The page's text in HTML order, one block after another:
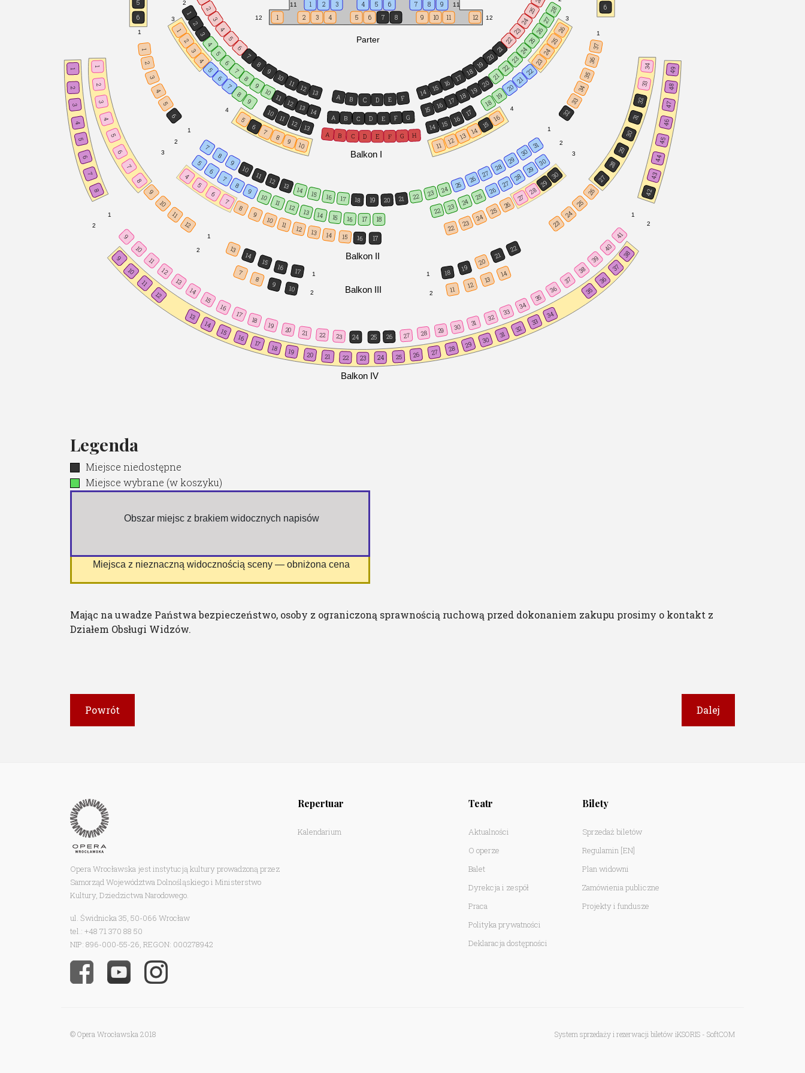
2
3
4
3
4
1
2
3
1
2
3
1
2
1
2
1
2
1
2
1
2
11
12
11
12
Balkon IV
Balkon III
Balkon II
Balkon I
Parter
1 1
1
2
1
2
2
1
1
3
2
2
3
3
4
3
3
1
5
4
2
4
3
4
4
5
5
6
4
7
5
6
5
6
5
8
7
7
6
6
6
8
7
8
9
6
8
9
7
9
10
11
10
8
11
5
12
5
6
10
9
12
6
1 2 3 4 5 6 7 8 9
13
11
13
1 2 3 4 5 6 7 8 9 10 11 12
7
7
10
5
14
12
8
4
8
6
9
13
A
5
9
7
10
9
11
8
6
B
10
10
11
7
12
9
9
12
11
10
D
C
8
13
12
10
11
11
B
A
A
12
B
14
D
9
12
E
C
10
E
C
15
13
D E
G
13
F
F
F
11
14
G H
16
13
12
14
15
14
17
15
7
15
13
18
14
8
16
14
19
16
14
15
16
15
13
14
15
16
17
17 18
20
9
15
16
15
17
17
16
17
17
18
21
10
16
18
18
11
16
19
22
19
17
12
19
20
20
13
23
17
18
20
14
21
18
21
24
22
15
22
21
19
22
19
25
23
16
20
23
23
24
20
22
26
21
25
24
22
24
23
25
22
27
18
21
26
28
25
24 25
27
28
23
26
29
24
22
25
23
26
26
27
30
24
24
31
11
23
28
27
26
25
29
19
30
37
27
28
25
12
20
28
36
29
26
21
35
13
32
34
29
22
30
33
14
27
30
34
31
33
28
32
29
32
33
23
49
30
48
31
31
24
25
30
34
29
47
27
34
26
32
33
35
44
46
45
28
36
43
42
37
38
39
40
41
35
36
37
38
Legenda
Miejsce niedostępne
Miejsce wybrane (w koszyku)
Obszar miejsc z brakiem widocznych napisów
Miejsca z nieznaczną widocznością sceny — obniżona cena
Mając na uwadze Państwa bezpieczeństwo, osoby z ograniczoną sprawnością ruchową przed dokonaniem zakupu prosimy o kontakt z
Działem Obsługi Widzów.
Powrót Dalej
Opera Wrocławska jest instytucją kultury prowadzoną przez
Samorząd Województwa Dolnośląskiego i Ministerstwo
Kultury, Dziedzictwa Narodowego.
ul. Świdnicka 35, 50-066 Wrocław
tel.: +48 71 370 88 50
NIP: 896-000-55-26, REGON: 000278942
Repertuar
Kalendarium
Teatr
Aktualności
O operze
Balet
Dyrekcja i zespół
Praca
Polityka prywatności
Deklaracja dostępności
Bilety
Sprzedaż biletów
Regulamin [EN]
Plan widowni
Zamówienia publiczne
Projekty i fundusze
© Opera Wrocławska 2018 System sprzedaży i rezerwacji biletów iKSORIS - SoftCOM